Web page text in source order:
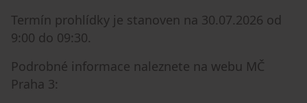
Termín prohlídky je stanoven na 30.07.2026 od
9:00 do 09:30.
Podrobné informace naleznete na webu MČ
Praha 3: